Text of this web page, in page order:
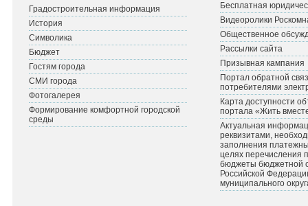
Градостроительная информация
История
Символика
Бюджет
Гостям города
СМИ города
Фотогалерея
Формирование комфортной городской
среды
Бесплатная
Видеоролики
Общественное
Рассылки сайта
Призывная кампания
Портал обратной
потребителями
Карта доступности
портала «Жить
Актуальная
реквизитами,
заполнения
целях перечисления
бюджеты бюджетной
Российской
муниципального